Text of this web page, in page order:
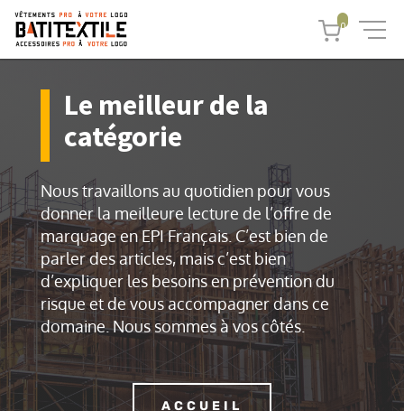
Le meilleur de la
catégorie
Nous travaillons au quotidien pour vous
donner la meilleure lecture de l’offre de
marquage en EPI Français. C’est bien de
parler des articles, mais c’est bien
d’expliquer les besoins en prévention du
risque et de vous accompagner dans ce
domaine. Nous sommes à vos côtés.
ACCUEIL
0